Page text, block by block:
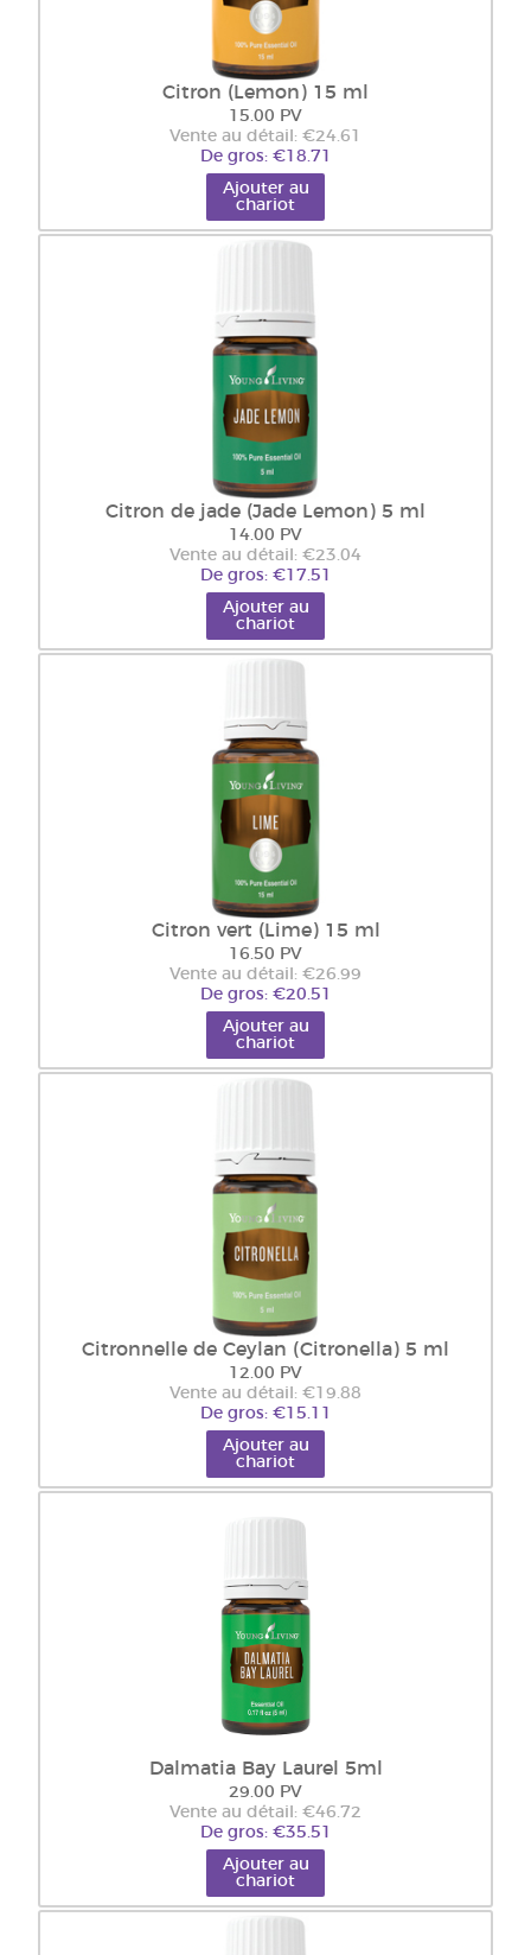
Citron (Lemon) 15 ml
15.00 PV
Vente au détail: €24.61
De gros: €18.71
Ajouter au
chariot
Citron de jade (Jade Lemon) 5 ml
14.00 PV
Vente au détail: €23.04
De gros: €17.51
Ajouter au
chariot
Citron vert (Lime) 15 ml
16.50 PV
Vente au détail: €26.99
De gros: €20.51
Ajouter au
chariot
Citronnelle de Ceylan (Citronella) 5 ml
12.00 PV
Vente au détail: €19.88
De gros: €15.11
Ajouter au
chariot
Dalmatia Bay Laurel 5ml
29.00 PV
Vente au détail: €46.72
De gros: €35.51
Ajouter au
chariot